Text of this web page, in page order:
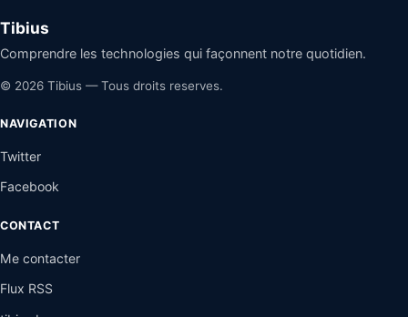
Tibius
Comprendre les technologies qui façonnent notre quotidien.
© 2026 Tibius — Tous droits reserves.
NAVIGATION
Twitter
Facebook
CONTACT
Me contacter
Flux RSS